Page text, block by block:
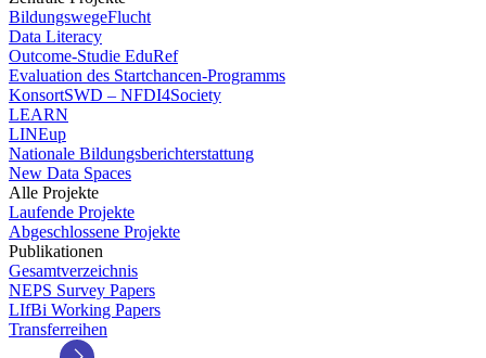
BildungswegeFlucht
Data Literacy
Outcome-Studie EduRef
Evaluation des Startchancen-Programms
KonsortSWD – NFDI4Society
LEARN
LINEup
Nationale Bildungsberichterstattung
New Data Spaces
Alle Projekte
Laufende Projekte
Abgeschlossene Projekte
Publikationen
Gesamtverzeichnis
NEPS Survey Papers
LIfBi Working Papers
Transferreihen